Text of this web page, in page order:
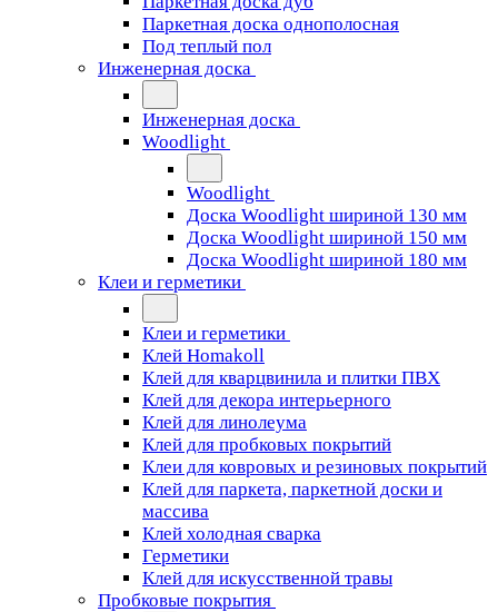
Паркетная доска однополосная
Под теплый пол
Инженерная доска
Инженерная доска
Woodlight
Woodlight
Доска Woodlight шириной 130 мм
Доска Woodlight шириной 150 мм
Доска Woodlight шириной 180 мм
Клеи и герметики
Клеи и герметики
Клей Homakoll
Клей для кварцвинила и плитки ПВХ
Клей для декора интерьерного
Клей для линолеума
Клей для пробковых покрытий
Клеи для ковровых и резиновых покрытий
Клей для паркета, паркетной доски и
массива
Клей холодная сварка
Герметики
Клей для искусственной травы
Пробковые покрытия